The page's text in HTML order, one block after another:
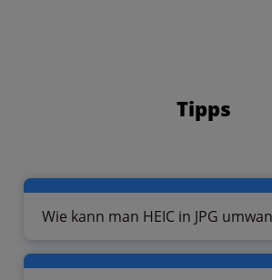
Tipps
Wie kann man HEIC in JPG